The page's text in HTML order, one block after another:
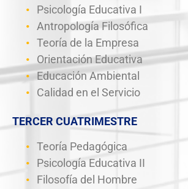
Psicología Educativa I
Antropología Filosófica
Teoría de la Empresa
Orientación Educativa
Educación Ambiental
Calidad en el Servicio
TERCER CUATRIMESTRE
Teoría Pedagógica
Psicología Educativa II
Filosofía del Hombre